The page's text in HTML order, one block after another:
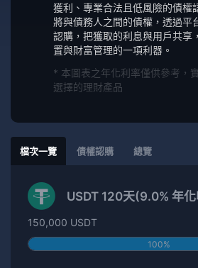
獲利、專業合法且低風險的債權
將與債務人之間的債權，透過平
認購，把獲取的利息與用戶共享
置與財富管理的一項利器。
* 本圖表之年化利率僅供參考，
選擇的理財產品
檔次一覽 債權認購 總覽
USDT 120天(9.0% 年
150,000 USDT
100%